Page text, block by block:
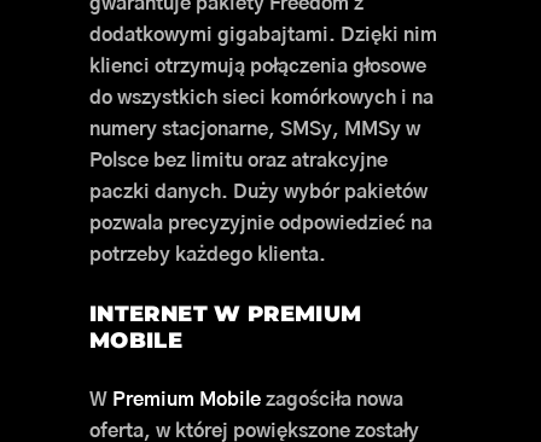
dodatkowymi gigabajtami. Dzięki nim
klienci otrzymują połączenia głosowe
do wszystkich sieci komórkowych i na
numery stacjonarne, SMSy, MMSy w
Polsce bez limitu oraz atrakcyjne
paczki danych. Duży wybór pakietów
pozwala precyzyjnie odpowiedzieć na
potrzeby każdego klienta.
INTERNET W PREMIUM
MOBILE
W Premium Mobile zagościła nowa
oferta, w której powiększone zostały